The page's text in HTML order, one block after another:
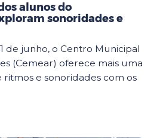
alunos do
sonoridades e
de junho, o Centro Municipal
(Cemear) oferece mais uma
e sonoridades com os